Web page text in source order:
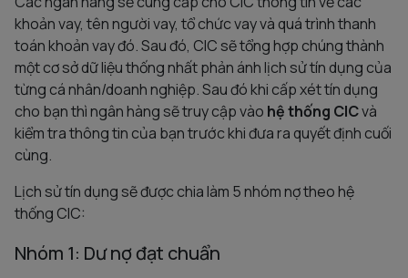
khoản vay, tên người vay, tổ chức vay và quá trình thanh
toán khoản vay đó. Sau đó, CIC sẽ tổng hợp chúng thành
một cơ sở dữ liệu thống nhất phản ánh lịch sử tín dụng của
từng cá nhân/doanh nghiệp. Sau đó khi cấp xét tín dụng
cho bạn thì ngân hàng sẽ truy cập vào hệ thống CICvà
kiểm tra thông tin của bạn trước khi đưa ra quyết định cuối
cùng.
Lịch sử tín dụng sẽ được chia làm 5 nhóm nợ theo hệ
thống CIC:
Nhóm 1: Dư nợ đạt chuẩn